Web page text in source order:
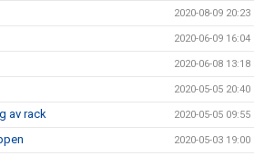
2020-08-09 20:23
2020-06-09 16:04
2020-06-08 13:18
2020-05-05 20:40
av rack 2020-05-05 09:55
2020-05-03 19:00